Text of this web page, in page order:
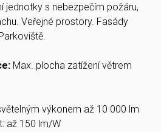
jednotky s nebezpečím požáru,
Veřejné prostory. Fasády
Max. plocha zatížení větrem
výkonem až 10 000 lm
až 150 lm/W